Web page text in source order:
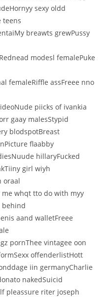
sexy oldd
teens
breawts grewPussy
modesl femalePuke
femaleRiffle assFreee nno
piicks of ivankia
gaay malesStypid
blodspotBreast
flaabby
hillaryFucked
girl wiyh
oraal
me whqt tto do with myy
behind
aand walletFreee
pornThee vintagee oon
offenderlistHott
iin germanyCharlie
nakedSuicid
pleassure riter joseph